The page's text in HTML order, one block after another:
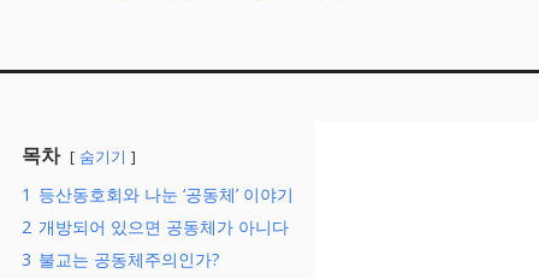
목차 숨기기
1 등산동호회와 나눈 ‘공동체’ 이야기
2 개방되어 있으면 공동체가 아니다
3 불교는 공동체주의인가?